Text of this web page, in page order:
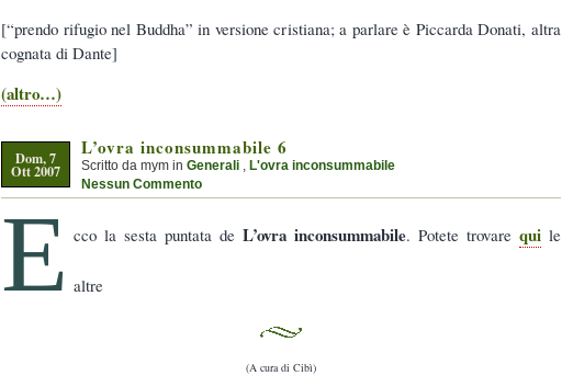
[“prendo rifugio nel Buddha” in versione cristiana; a parlare è Piccarda Donati, altra
cognata di Dante]
(altro…)
Dom, 7
Ott 2007
L’ovra inconsummabile 6
Scritto da mym in Generali
L'ovra inconsummabile
Nessun Commento
E cco la sesta puntata de L’ovra inconsummabile. Potete trovare qui le
altre
(A cura di Cibì)